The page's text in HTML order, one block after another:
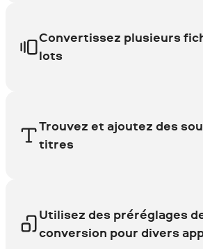
Convertissez plusieurs
lots
Trouvez et ajoutez des
titres
Utilisez des préréglages
conversion pour divers